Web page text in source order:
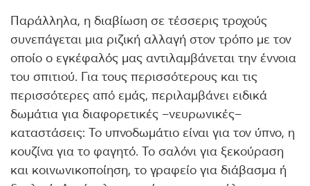
Παράλληλα, η διαβίωση σε τέσσερις τροχούς
συνεπάγεται μια ριζική αλλαγή στον τρόπο με τον
οποίο ο εγκέφαλός μας αντιλαμβάνεται την έννοια
του σπιτιού. Για τους περισσότερους και τις
περισσότερες από εμάς, περιλαμβάνει ειδικά
δωμάτια για διαφορετικές –νευρωνικές–
καταστάσεις: Το υπνοδωμάτιο είναι για τον ύπνο, η
κουζίνα για το φαγητό. Το σαλόνι για ξεκούραση
και κοινωνικοποίηση, το γραφείο για διάβασμα ή